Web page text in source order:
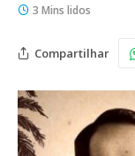
3 Mins lidos
Compartilhar